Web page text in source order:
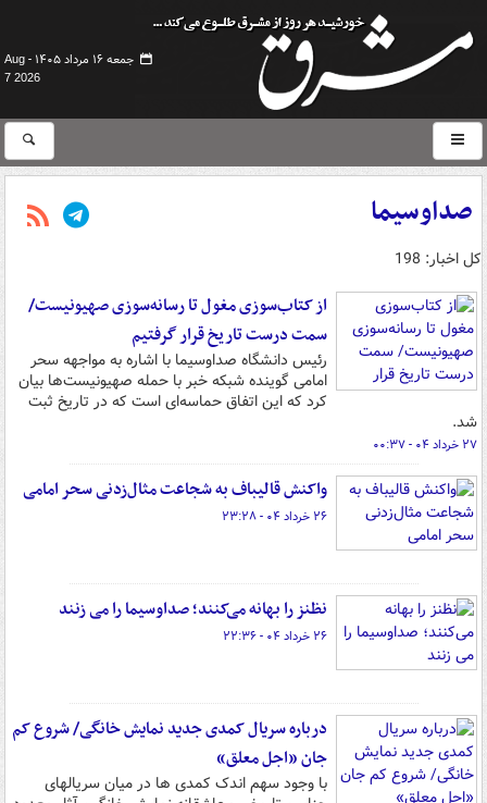
جمعه ۱۶ مرداد ۱۴۰۵ -
Aug
7 2026
صداوسیما
کل اخبار: 198
از کتاب‌سوزی مغول تا رسانه‌سوزی صهیونیست/
سمت درست تاریخ قرار گرفتیم
رئیس دانشگاه صداوسیما با اشاره به مواجهه سحر
امامی گوینده شبکه خبر با حمله صهیونیست‌ها بیان
کرد که این اتفاق حماسه‌ای است که در تاریخ ثبت
شد.
۲۷ خرداد ۰۴ - ۰۰:۳۷
واکنش قالیباف به شجاعت مثال‌زدنی سحر امامی
۲۶ خرداد ۰۴ - ۲۳:۲۸
نظنز را بهانه می‌کنند؛ صداوسیما را می زنند
۲۶ خرداد ۰۴ - ۲۲:۳۶
درباره سریال کمدی جدید نمایش خانگی/ شروع کم
جان «اجل معلق»
با وجود سهم اندک کمدی ها در میان سریالهای